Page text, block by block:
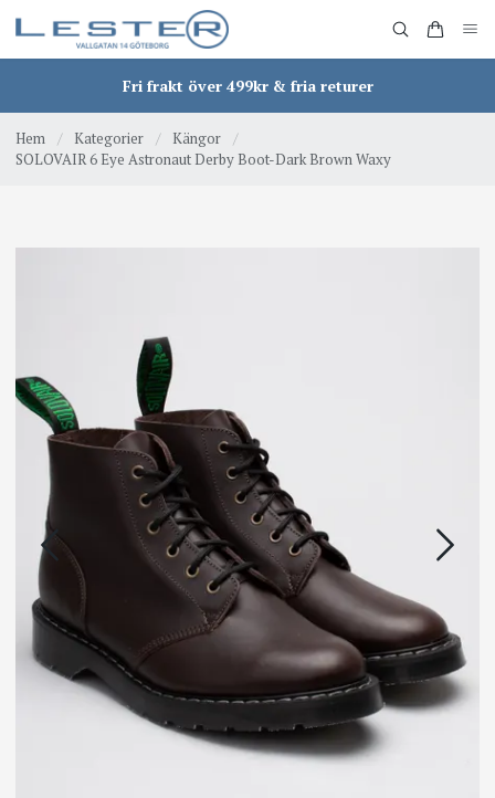
Fri frakt över 499kr & fria returer
Hem / Kategorier / Kängor
/
SOLOVAIR 6 Eye Astronaut Derby Boot-Dark Brown Waxy